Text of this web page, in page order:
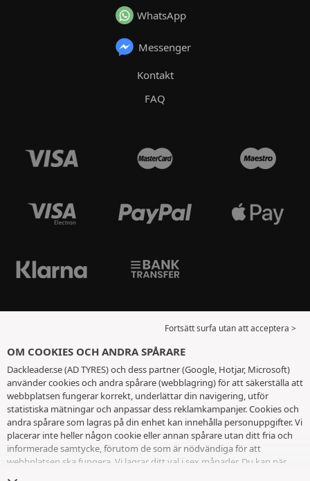
WhatsApp
Messenger
Kontakt
FAQ
Fortsätt surfa utan att acceptera >
OM COOKIES OCH ANDRA SPÅRARE
Dackleader.se (AD TYRES) och dess partner (Google, Hotjar, Microsoft)
använder cookies och andra spårare (webblagring) för att säkerställa att
webbplatsen fungerar korrekt, underlättar din navigering, utför
statistiska mätningar och anpassar dess reklamkampanjer. Cookies och
andra spårare som lagras på din enhet kan innehålla personuppgifter. Vi
placerar inte heller någon cookie eller annan spårare utan ditt fria och
informerade samtycke, förutom de som är nödvändiga för att
webbplatsen ska fungera. Vi lagrar ditt val i sex månader. Du kan när